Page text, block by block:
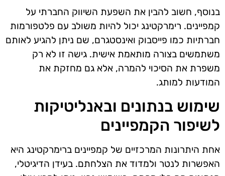
בנוסף, חשוב להבין את השפעת השיווק החברתי על
קמפיינים. רימרקטינג יכול להיות משולב עם פלטפורמות
חברתיות כמו פייסבוק ואינסטגרם, שם ניתן להגיע לאותם
משתמשים בצורה מותאמת אישית. גישה זו לא רק
משפרת את הסיכוי להמרה, אלא גם מחזקת את
המודעות למותג.
שימוש בנתונים ובאנליטיקות
לשיפור הקמפיינים
אחת היתרונות המרכזיים של קמפיינים ברימרקטינג היא
האפשרות לנטר ולמדוד את הצלחתם. בעידן הדיגיטלי,